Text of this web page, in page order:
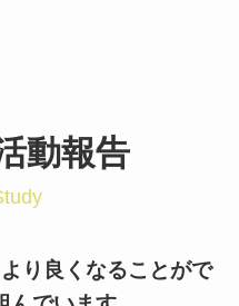
動報告
り良くなることがで